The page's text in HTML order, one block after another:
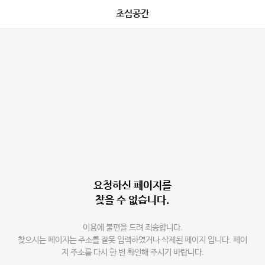
초심공간
요청하신 페이지를
찾을 수 없습니다.
이용에 불편을 드려 죄송합니다.
찾으시는 페이지는 주소를 잘못 입력하였거나 삭제된 페이지 입니다. 페이
지 주소를 다시 한 번 확인해 주시기 바랍니다.